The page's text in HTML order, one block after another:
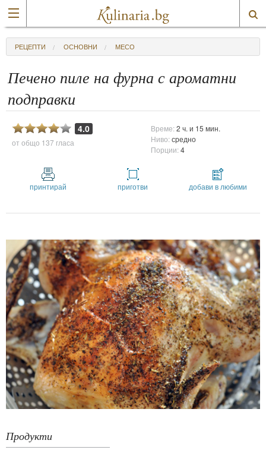
РЕЦЕПТИ ОСНОВНИ МЕСО
Печено пиле на фурна с ароматни
подправки
4.0
от общо 137 гласа
Време:2 ч. и 15 мин.
Ниво:средно
Порции:4
принтирай приготви добави в любими
Продукти